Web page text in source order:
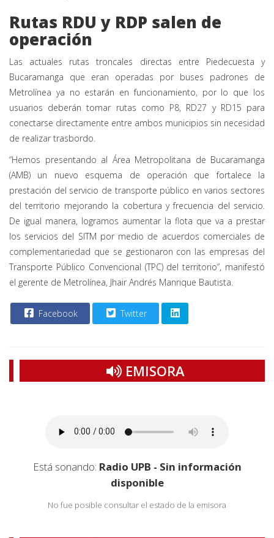
Rutas RDU y RDP salen de
operación
Las actuales rutas troncales directas entre Piedecuesta y
Bucaramanga que eran operadas por buses padrones de
Metrolínea ya no estarán en funcionamiento, por lo que los
usuarios deberán tomar rutas como P8, RD27 y RD15 para
conectarse directamente entre ambos municipios sin necesidad
de realizar trasbordo.
“Hemos presentando al Área Metropolitana de Bucaramanga
(AMB) un nuevo esquema de operación que fortalece la
prestación del servicio de transporte público en varios sectores
del territorio mejorando la cobertura y frecuencia del servicio.
De igual manera, logramos aumentar la flota que va a prestar
los servicios del SITM por medio de acuerdos comerciales de
complementariedad que se gestionaron con las empresas del
Transporte Público Convencional (TPC) del territorio”, manifestó
el gerente de Metrolínea, Jhair Andrés Manrique Bautista.
Facebook Twitter
EMISORA
Está sonando: Radio UPB - Sin información
disponible
No fue posible consultar el estado de la emisora